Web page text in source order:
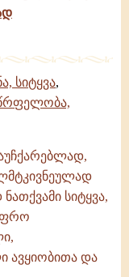
სიტყვა,
სიტყვა,
ავყიობითა და